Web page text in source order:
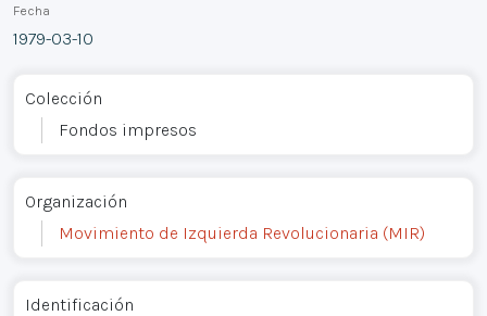
Fecha
1979-03-10
Colección
Fondos impresos
Organización
Movimiento de Izquierda Revolucionaria (MIR)
Identificación